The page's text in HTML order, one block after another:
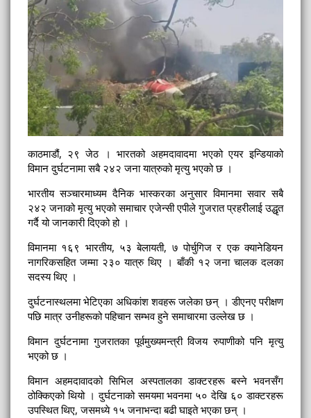
काठमाडौं, २९ जेठ । भारतको अहमदावादमा भएको एयर इन्डियाको
विमान दुर्घटनामा सबै २४२ जना यात्रुको मृत्यु भएको छ ।
भारतीय सञ्चारमाध्यम दैनिक भास्करका अनुसार विमानमा सवार सबै
२४२ जनाको मृत्यु भएको समाचार एजेन्सी एपीले गुजरात प्रहरीलाई उद्धृत
गर्दै यो जानकारी दिएको हो ।
विमानमा १६९ भारतीय, ५३ बेलायती, ७ पोर्चुगिज र एक क्यानेडियन
नागरिकसहित जम्मा २३० यात्रु थिए । बाँकी १२ जना चालक दलका
सदस्य थिए ।
दुर्घटनास्थलमा भेटिएका अधिकांश शवहरू जलेका छन् । डीएनए परीक्षण
पछि मात्र उनीहरूको पहिचान सम्भव हुने समाचारमा उल्लेख छ ।
विमान दुर्घटनामा गुजरातका पूर्वमुख्यमन्त्री विजय रुपाणीको पनि मृत्यु
भएको छ ।
विमान अहमदावादको सिभिल अस्पतालका डाक्टरहरू बस्ने भवनसँग
ठोक्किएको थियो । दुर्घटनाको समयमा भवनमा ५० देखि ६० डाक्टरहरू
उपस्थित थिए, जसमध्ये १५ जनाभन्दा बढी घाइते भएका छन् ।